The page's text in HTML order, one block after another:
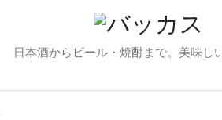
日本酒からビール・焼酎まで。美味し